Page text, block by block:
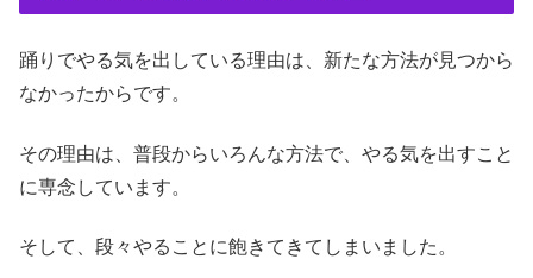
踊りでやる気を出している理由は、新たな方法が見つから
なかったからです。
その理由は、普段からいろんな方法で、やる気を出すこと
に専念しています。
そして、段々やることに飽きてきてしまいました。